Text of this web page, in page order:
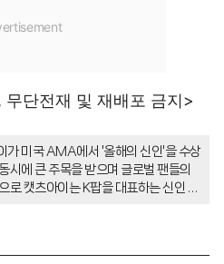
단전재 및 재배포 금지>
가 미국 AMA에서 '올해의 신인'을 수상
시에 큰 주목을 받으며 글로벌 팬들의
로 캣츠아이는 K팝을 대표하는 신인 그